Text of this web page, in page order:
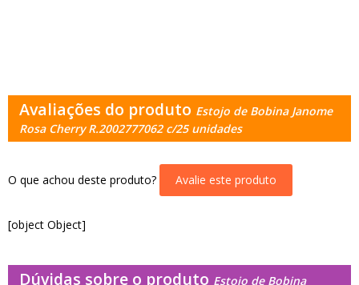
Avaliações do produto Estojo de Bobina Janome
Rosa Cherry R.2002777062 c/25 unidades
O que achou deste produto? Avalie este produto
[object Object]
Dúvidas sobre o produto Estojo de Bobina